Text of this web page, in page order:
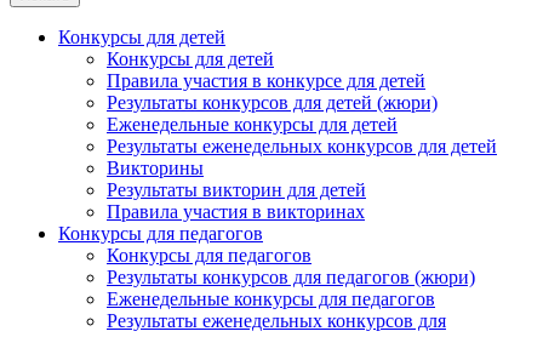
Конкурсы для детей
Конкурсы для детей
Правила участия в конкурсе для детей
Результаты конкурсов для детей (жюри)
Еженедельные конкурсы для детей
Результаты еженедельных конкурсов для детей
Викторины
Результаты викторин для детей
Правила участия в викторинах
Конкурсы для педагогов
Конкурсы для педагогов
Результаты конкурсов для педагогов (жюри)
Еженедельные конкурсы для педагогов
Результаты еженедельных конкурсов для